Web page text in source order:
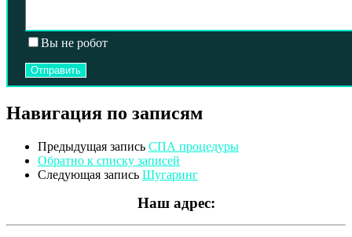
Вы не робот
Навигация по записям
Предыдущая запись СПА процедуры
Обратно к списку записей
Следующая запись Шугаринг
Наш адрес: